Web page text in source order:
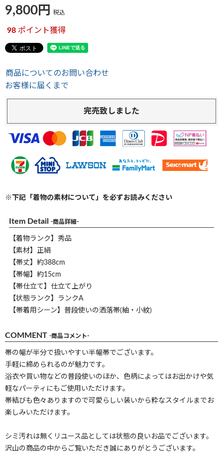
9,800 税込
98 ポイント獲得
商品についてのお問い合わせ
お客様に届くまで
完売致しました
※下記「着物の素材について」を必ずお読みください
Item Detail -商品詳細-
【着物ランク】秀品
【素材】正絹
【帯丈】約388cm
【帯幅】約15cm
【帯仕立て】仕立て上がり
【状態ランク】ランクA
【帯着用シーン】普段使いの洒落帯(紬・小紋)
COMMENT -商品コメント-
帯の幅が半分で扱いやすい半幅帯でございます。
手軽に締められるのが魅力です。
浴衣や買い物などの普段使いのほか、色柄によってはお出かけや気
軽なパーティにもご使用いただけます。
帯結びも色々ありますので可愛らしい装いから粋なスタイルまでお
楽しみいただけます。
シミ汚れは無くリユース品としては状態の良いお品でございます。
沢山の商品の中からご覧いただき誠にありがとうございます。